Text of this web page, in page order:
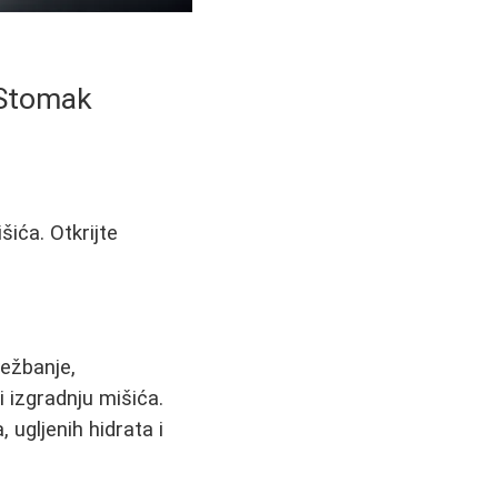
Otkrijte
izgradnju mišića.
ugljenih hidrata i